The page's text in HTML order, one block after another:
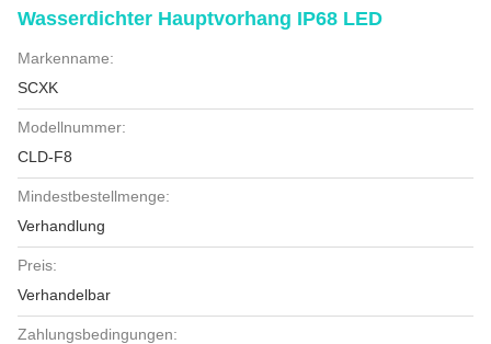
Wasserdichter Hauptvorhang IP68 LED
Markenname:
SCXK
Modellnummer:
CLD-F8
Mindestbestellmenge:
Verhandlung
Preis:
Verhandelbar
Zahlungsbedingungen: